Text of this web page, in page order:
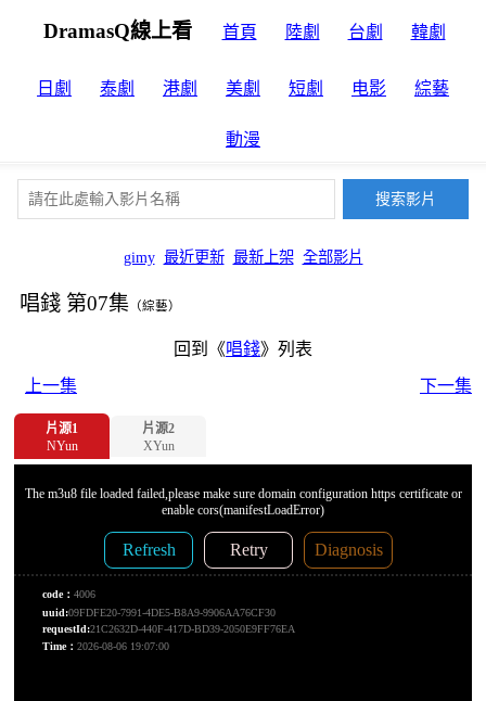
DramasQ線上看 首頁 陸劇 台劇 韓劇
日劇 泰劇 港劇 美劇 短劇 电影 綜藝
動漫
gimy 最近更新 最新上架 全部影片
唱錢 第07集 （綜藝）
回到《唱錢》列表
上一集
下一集
片源1
NYun
片源2
XYun